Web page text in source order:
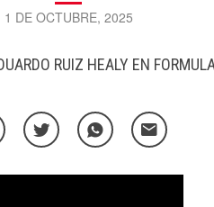
1 DE OCTUBRE, 2025
RUIZ HEALY EN